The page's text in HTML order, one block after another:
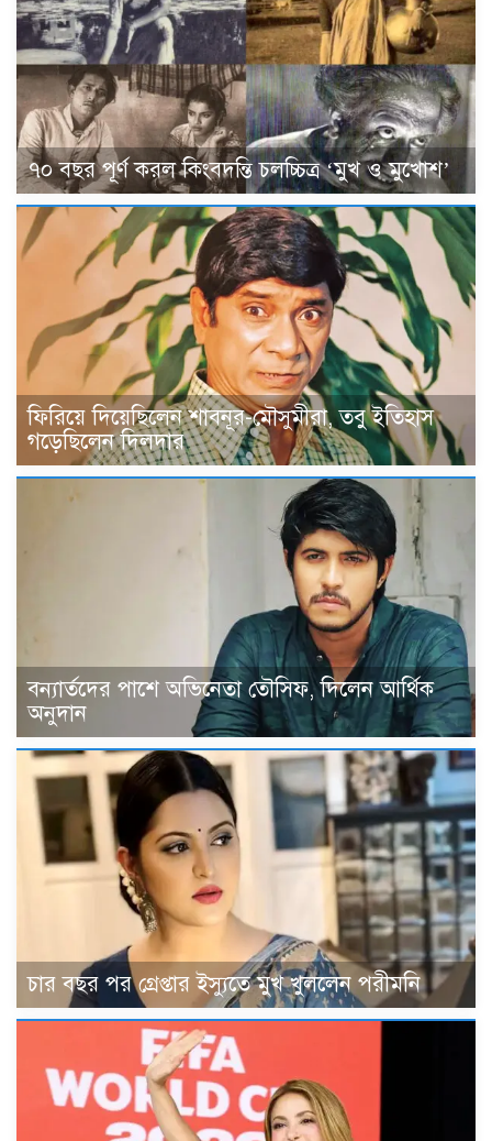
৭০ বছর পূর্ণ করল কিংবদন্তি চলচ্চিত্র ‘মুখ ও মুখোশ’
ফিরিয়ে দিয়েছিলেন শাবনূর-মৌসুমীরা, তবু ইতিহাস
গড়েছিলেন দিলদার
বন্যার্তদের পাশে অভিনেতা তৌসিফ, দিলেন আর্থিক
অনুদান
চার বছর পর গ্রেপ্তার ইস্যুতে মুখ খুললেন পরীমনি